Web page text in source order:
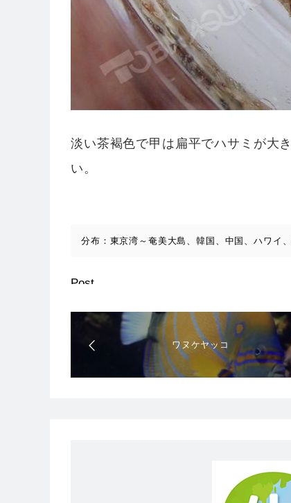
淡い茶褐色で甲は扁平でハサミが大
い。
分布：東京湾～奄美大島、韓国、中国、ハワイ
Post
ワヌケヤッコ